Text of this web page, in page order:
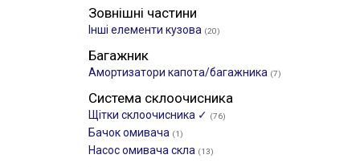
Зовнішні частини
Інші елементи кузова (20)
Багажник
Амортизатори капота/багажника (7)
Система склоочисника
Щітки склоочиcника ✓ (76)
Бачок омивача (1)
Насос омивача скла (13)